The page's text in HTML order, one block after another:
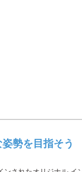
勢を目指そう